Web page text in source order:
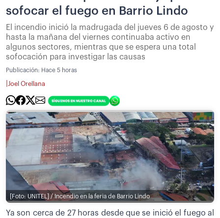
sofocar el fuego en Barrio Lindo
El incendio inició la madrugada del jueves 6 de agosto y
hasta la mañana del viernes continuaba activo en
algunos sectores, mientras que se espera una total
sofocación para investigar las causas
Publicación: Hace 5 horas
Joel Orellana
[Foto: UNITEL] / Incendio en la feria de Barrio Lindo
Ya son cerca de 27 horas desde que se inició el fuego al